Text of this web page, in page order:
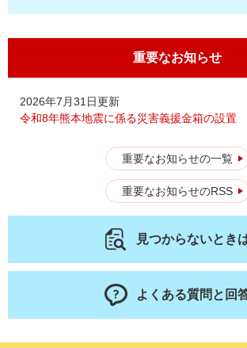
重要なお知らせ
2026年7月31日更新
令和8年熊本地震に係る災害義援金箱の設置
重要なお知らせの一覧
重要なお知らせのRSS
見つからないとき
よくある質問と回